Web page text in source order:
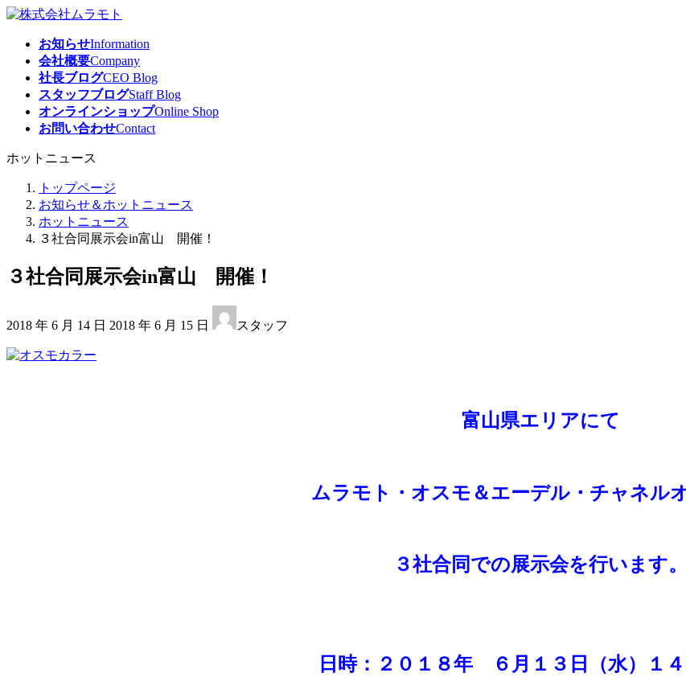
コ
プ
ナ
動
お知らせInformation
会社概要Company
社長ブログCEO Blog
スタッフブログStaff Blog
オンラインショップOnline Shop
お問い合わせContact
ホットニュース
トップページ
お知らせ＆ホットニュース
ホットニュース
３社合同展示会in富山 開催！
３社合同展示会in富山 開催！
2018 年 6 月 14 日 終
2018 年 6 月 15 日 スタッフ
富山県エリアにて
ムラモト・オスモ＆エーデル・チャネル
３社合同での展示会を行います。
日時：２０１８年 ６月１３日（水）１４